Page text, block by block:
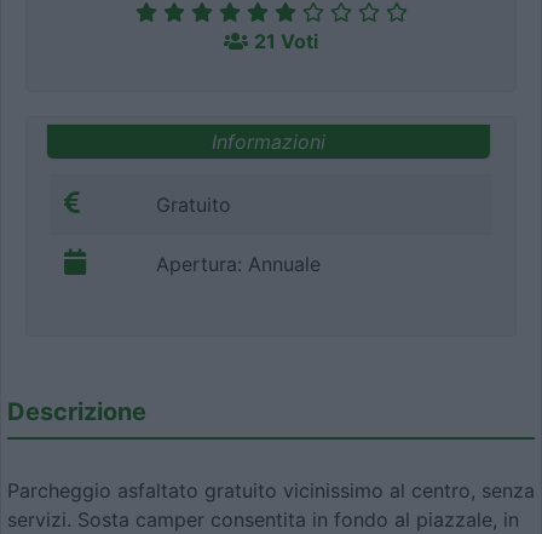
21 Voti
Informazioni
Gratuito
Apertura: Annuale
Descrizione
Parcheggio asfaltato gratuito vicinissimo al centro, senza
servizi. Sosta camper consentita in fondo al piazzale, in